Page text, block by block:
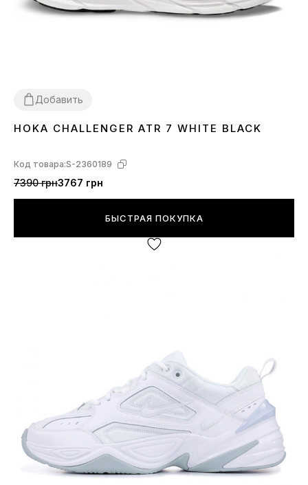
Добавить
41 43444546
HOKA CHALLENGER ATR 7 WHITE BLACK
Код товара:S-2360189
7390 грн3767 грн
БЫСТРАЯ ПОКУПКА